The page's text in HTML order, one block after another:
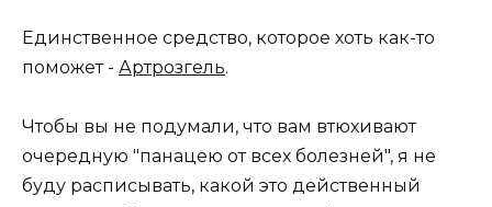
Единственное средство, которое хоть как-то
поможет - Артрозгель.
Чтобы вы не подумали, что вам втюхивают
очередную "панацею от всех болезней", я не
буду расписывать, какой это действенный